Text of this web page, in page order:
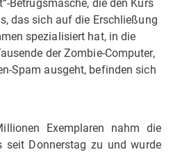
das sich auf die Erschließung
spezialisiert hat, in die
der Zombie-Computer,
Spam ausgeht, befinden sich
Exemplaren nahm die
seit Donnerstag zu und wurde